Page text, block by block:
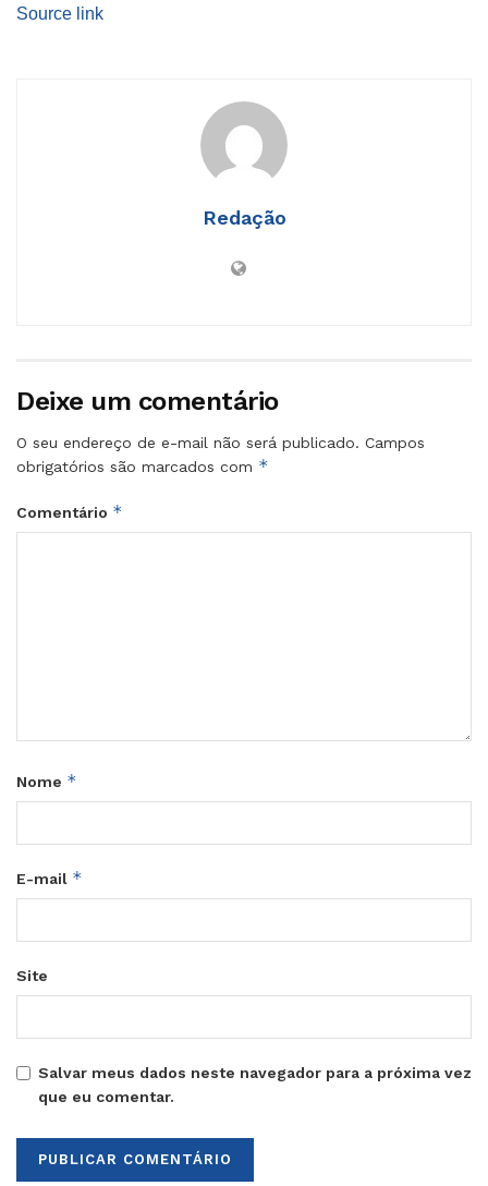
Source link
Redação
Deixe um comentário
O seu endereço de e-mail não será publicado. Campos
obrigatórios são marcados com *
Comentário *
Nome *
E-mail *
Site
Salvar meus dados neste navegador para a próxima vez
que eu comentar.